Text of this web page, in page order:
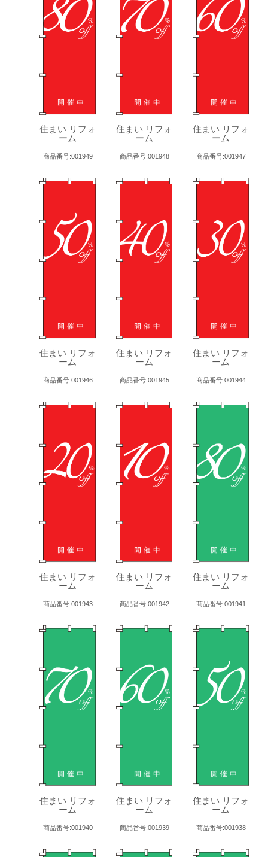
住まい リフォ
ーム
商品番号:001949
住まい リフォ
ーム
商品番号:001948
住まい リフォ
ーム
商品番号:001947
住まい リフォ
ーム
商品番号:001946
住まい リフォ
ーム
商品番号:001945
住まい リフォ
ーム
商品番号:001944
住まい リフォ
ーム
商品番号:001943
住まい リフォ
ーム
商品番号:001942
住まい リフォ
ーム
商品番号:001941
住まい リフォ
ーム
商品番号:001940
住まい リフォ
ーム
商品番号:001939
住まい リフォ
ーム
商品番号:001938